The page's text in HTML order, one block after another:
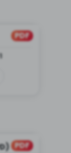
PDF
1
PDF